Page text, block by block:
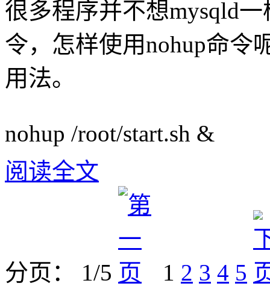
很多程序并不想mysqld
令，怎样使用nohup命令
用法。
nohup /root/start.sh &
阅读全文
分页： 1/5 1 2 3 4 5